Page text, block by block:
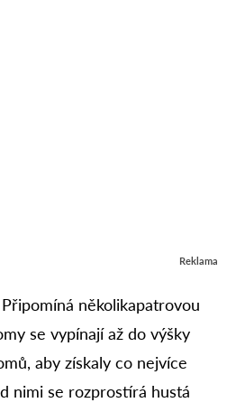
Reklama
několikapatrovou
se vypínají až do výšky
aby získaly co nejvíce
nimi se rozprostírá hustá